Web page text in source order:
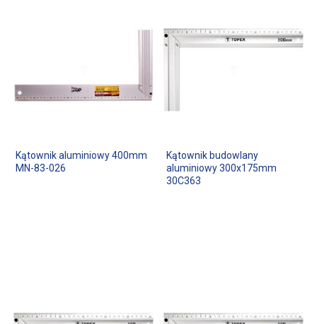
Kątownik aluminiowy 400mm
MN-83-026
Kątownik budowlany
aluminiowy 300x175mm
30C363